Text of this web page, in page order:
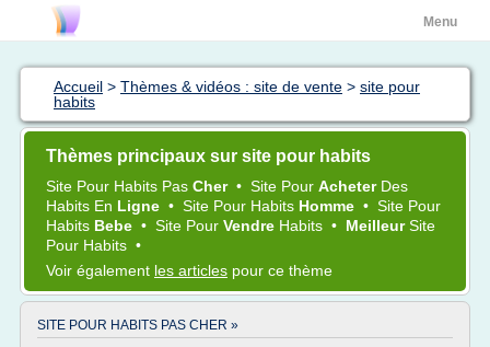
Menu
Accueil > Thèmes & vidéos : site de vente > site pour
habits
Thèmes principaux sur site pour habits
Site Pour Habits Pas Cher • Site Pour Acheter Des
Habits En Ligne • Site Pour Habits Homme • Site Pour
Habits Bebe • Site Pour Vendre Habits • MeilleurSite
Pour Habits •
Voir également les articles pour ce thème
SITE POUR HABITS PAS CHER »